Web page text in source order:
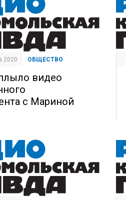
2020 ОБЩЕСТВО
видео
с Мариной